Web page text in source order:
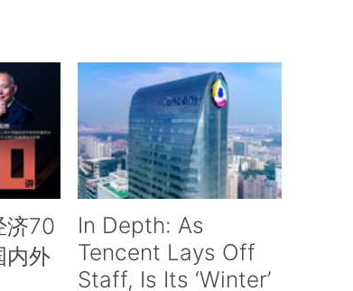
济70
内外
In Depth: As
Tencent Lays Off
Staff, Is Its ‘Winter’